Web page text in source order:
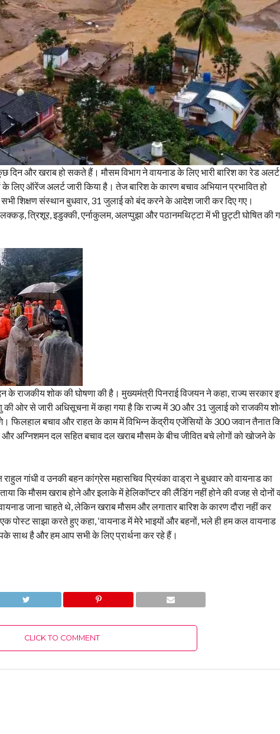
और खराब हो सकते हैं। मौसम विभाग ने वायनाड के लिए भारी बारिश का रेड अलर्ट
ऑरेंज अलर्ट जारी किया है। तेज बारिश के कारण बचाव अभियान प्रभावित हो
शिक्षण संस्थान बुधवार, 31 जुलाई को बंद करने के आदेश जारी कर दिए गए।
त्रिशूर, इडुक्की, एर्नाकुलम, अलप्पुझा और पठानमथिट्टा में भी छुट्टी घोषित की
के राजकीय शोक की घोषणा की है। मुख्यमंत्री पिनराई विजयन ने कहा, राज्य सरकार
की ओर से जारी अधिसूचना में कहा गया है कि राज्य में 30 और 31 जुलाई को राजकीय
फिलहाल बचाव और राहत के काम में विभिन्न केंद्रीय एजेंसियों के 300 जवान तैनात
अग्निशमन दल सहित बचाव दल खराब मौसम के बीच जीवित बचे लोगों को खोजने के
गांधी व उनकी बहन कांग्रेस महासचिव प्रियंका वाड्रा ने बुधवार को वायनाड का
कि मौसम खराब होने और इलाके में हेलिकॉप्टर की लैंडिंग नहीं होने की वजह से दोनों
जाना चाहते थे, लेकिन खराब मौसम और लगातार बारिश के कारण दौरा नहीं कर
पोस्ट साझा करते हुए कहा, ‘वायनाड में मेरे भाइयों और बहनों, भले ही हम कल वायनाड
साथ है और हम आप सभी के लिए प्रार्थना कर रहे हैं।
CLICK TO COMMENT